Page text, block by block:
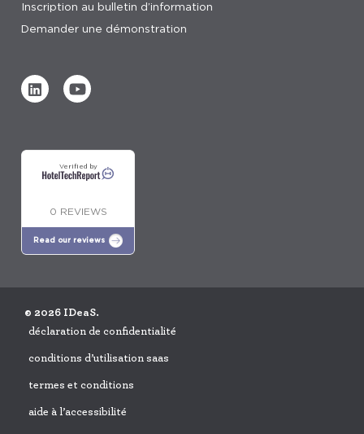
Inscription au bulletin d’information
Demander une démonstration
Verified by
0 REVIEWS
Read our reviews
© 2026 IDeaS.
déclaration de confidentialité
conditions d’utilisation saas
termes et conditions
aide à l’accessibilité